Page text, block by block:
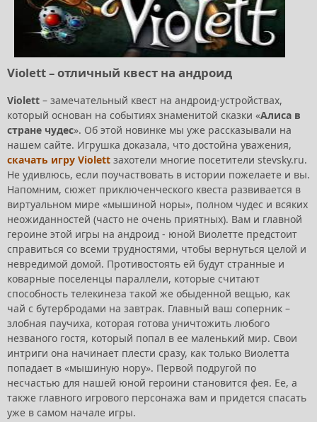
Violett – отличный квест на андроид
Violett – замечательный квест на андроид-устройствах,
который основан на событиях знаменитой сказки «Алиса в
стране чудес». Об этой новинке мы уже рассказывали на
нашем сайте. Игрушка доказала, что достойна уважения,
скачать игру Violett захотели многие посетители stevsky.ru.
Не удивлюсь, если поучаствовать в истории пожелаете и вы.
Напомним, сюжет приключенческого квеста развивается в
виртуальном мире «мышиной норы», полном чудес и всяких
неожиданностей (часто не очень приятных). Вам и главной
героине этой игры на андроид - юной Виолетте предстоит
справиться со всеми трудностями, чтобы вернуться целой и
невредимой домой. Противостоять ей будут странные и
коварные поселенцы параллели, которые считают
способность телекинеза такой же обыденной вещью, как
чай с бутербродами на завтрак. Главный ваш соперник –
злобная паучиха, которая готова уничтожить любого
незваного гостя, который попал в ее маленький мир. Свои
интриги она начинает плести сразу, как только Виолетта
попадает в «мышиную нору». Первой подругой по
несчастью для нашей юной героини становится фея. Ее, а
также главного игрового персонажа вам и придется спасать
уже в самом начале игры.